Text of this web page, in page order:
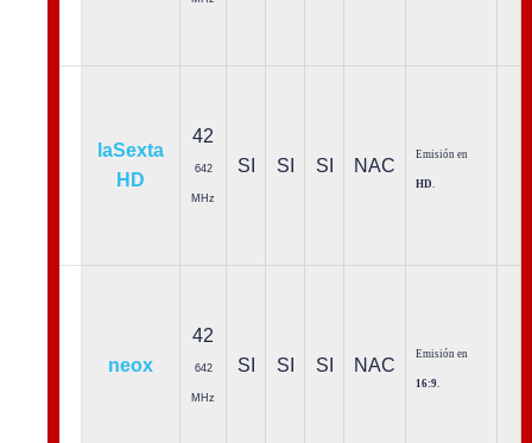
laSexta
HD
42
642
MHz
SI SI SI NAC
Emisión en
HD
neox
42
642
MHz
SI SI SI NAC
Emisión en
16:9